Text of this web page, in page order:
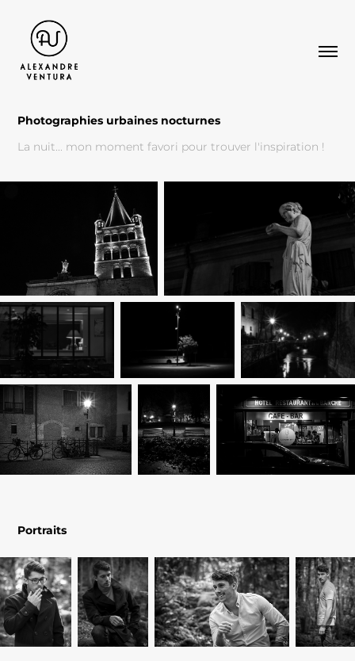
Photographies urbaines nocturnes
La nuit... mon moment favori pour trouver l'inspiration !
Portraits